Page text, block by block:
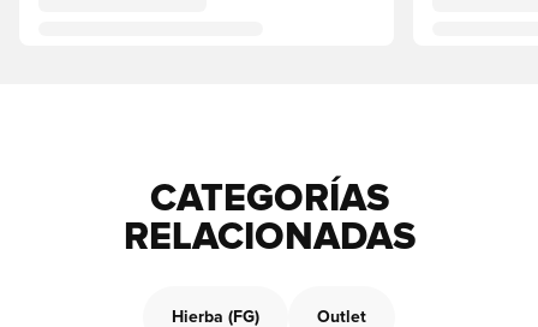
CATEGORÍAS
RELACIONADAS
Hierba (FG) Outlet